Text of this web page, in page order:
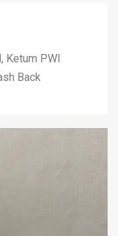
Ketum PWI
Back